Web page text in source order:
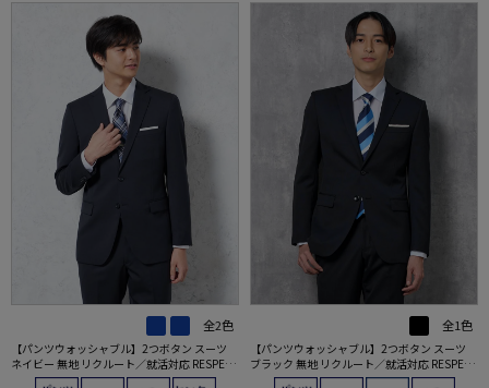
全2色
【パンツウォッシャブル】2つボタン スーツ
ネイビー 無地 リクルート／就活対応 RESPECT
NERO 通年【定番】【スリムデザイン】
全1色
【パンツウォッシャブル】2つボタン スーツ
ブラック 無地 リクルート／就活対応 RESPECT
NERO 通年【定番】【スリムデザイン】